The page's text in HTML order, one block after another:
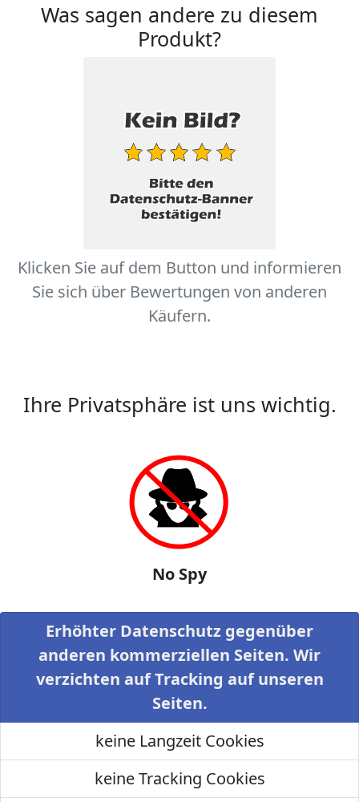
Was sagen andere zu diesem
Produkt?
Klicken Sie auf dem Button und informieren
Sie sich über Bewertungen von anderen
Käufern.
Ihre Privatsphäre ist uns wichtig.
No Spy
Erhöhter Datenschutz gegenüber
anderen kommerziellen Seiten. Wir
verzichten auf Tracking auf unseren
Seiten.
keine Langzeit Cookies
keine Tracking Cookies